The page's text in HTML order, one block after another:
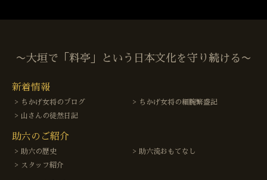
〜大垣で「料亭」という日本文化を守り続ける〜
新着情報
ちかげ女将のブログ
ちかげ女将の細腕繁盛記
山さんの徒然日記
助六のご紹介
助六の歴史
助六流おもてなし
スタッフ紹介